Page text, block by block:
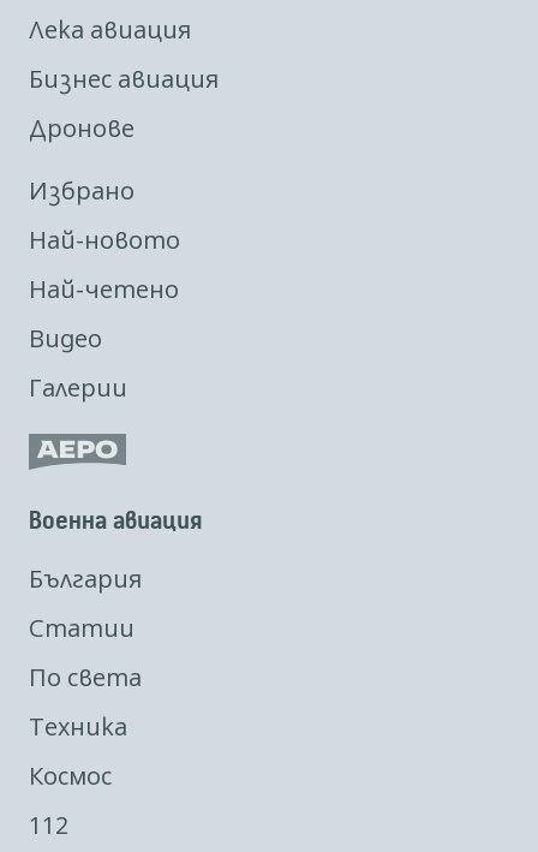
Лека авиация
Бизнес авиация
Дронове
Избрано
Най-новото
Най-четено
Видео
Галерии
Военна авиация
България
Статии
По света
Техника
Космос
112